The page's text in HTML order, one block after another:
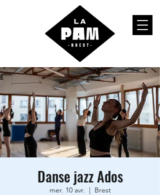
Danse jazz Ados
mer. 10 avr.
  |
Brest